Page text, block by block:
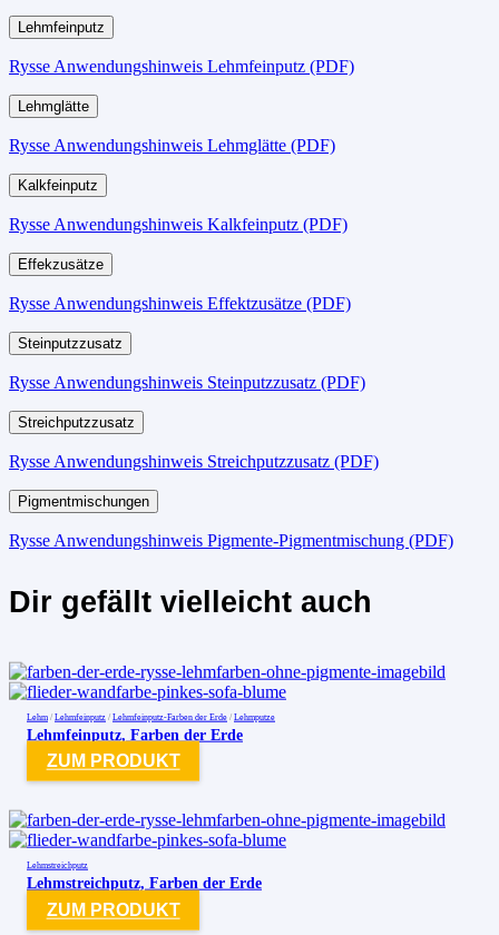
Lehmfeinputz
Rysse Anwendungshinweis Lehmfeinputz (PDF)
Lehmglätte
Rysse Anwendungshinweis Lehmglätte (PDF)
Kalkfeinputz
Rysse Anwendungshinweis Kalkfeinputz (PDF)
Effekzusätze
Rysse Anwendungshinweis Effektzusätze (PDF)
Steinputzzusatz
Rysse Anwendungshinweis Steinputzzusatz (PDF)
Streichputzzusatz
Rysse Anwendungshinweis Streichputzzusatz (PDF)
Pigmentmischungen
Rysse Anwendungshinweis Pigmente-Pigmentmischung (PDF)
Dir gefällt vielleicht auch
Lehm / Lehmfeinputz / Lehmfeinputz-Farben der Erde / Lehmputze
Lehmfeinputz, Farben der Erde
ZUM PRODUKT
Lehmstreichputz
Lehmstreichputz, Farben der Erde
ZUM PRODUKT